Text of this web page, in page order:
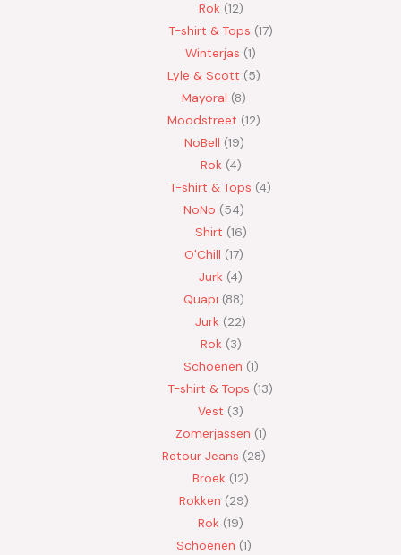
Rok 12
T-shirt & Tops 17
Winterjas 1
Lyle & Scott
5
Mayoral 8
Moodstreet 12
NoBell 19
Rok 4
T-shirt & Tops 4
NoNo
54
Shirt 16
O'Chill 17
Jurk 4
Quapi 88
Jurk 22
Rok 3
Schoenen 1
T-shirt & Tops 13
Vest
3
Zomerjassen 1
Retour Jeans
28
Broek 12
Rokken
29
Rok 19
Schoenen 1